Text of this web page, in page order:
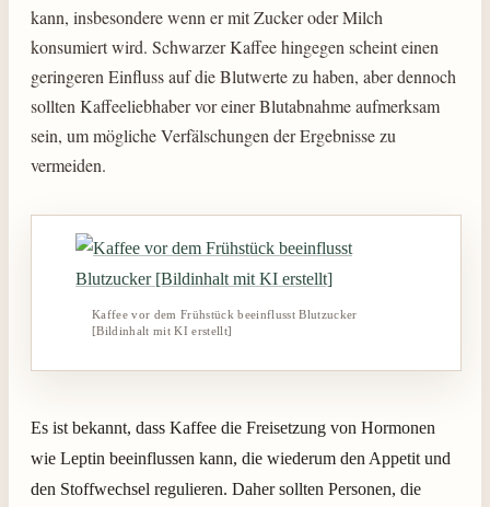
kann, insbesondere wenn er mit Zucker oder Milch
konsumiert wird. Schwarzer Kaffee hingegen scheint einen
geringeren Einfluss auf die Blutwerte zu haben, aber dennoch
sollten Kaffeeliebhaber vor einer Blutabnahme aufmerksam
sein, um mögliche Verfälschungen der Ergebnisse zu
vermeiden.
Kaffee vor dem Frühstück beeinflusst Blutzucker
[Bildinhalt mit KI erstellt]
Es ist bekannt, dass Kaffee die Freisetzung von Hormonen
wie Leptin beeinflussen kann, die wiederum den Appetit und
den Stoffwechsel regulieren. Daher sollten Personen, die